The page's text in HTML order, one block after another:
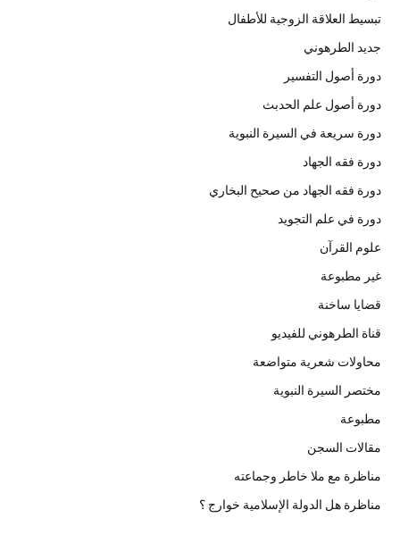
تبسيط العلاقة الزوجية للأطفال
جديد الطرهوني
دورة أصول التفسير
دورة أصول علم الحدبث
دورة سريعة في السيرة النبوية
دورة فقه الجهاد
دورة فقه الجهاد من صحيح البخاري
دورة في علم التجويد
علوم القرآن
غير مطبوعة
قضايا ساخنة
قناة الطرهوني للفيديو
محاولات شعرية متواضعة
مختصر السيرة النبوية
مطبوعة
مقالات السجن
مناظرة مع ملا خاطر وجماعته
مناظرة هل الدولة الإسلامية خوارج ؟